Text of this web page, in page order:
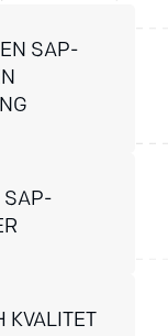
SAP-
SAP-
KVALITET